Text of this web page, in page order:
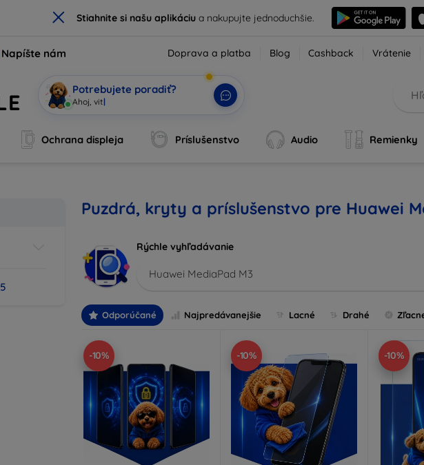
× Stiahnite si našu aplikáciua nakupujte jednoduchšie.
Napíšte nám Doprava a platba Blog Cashback Vrátenie
Potrebujete poradiť?
Som M|
Ochrana displeja Príslušenstvo Audio Remienky
5
Puzdrá, kryty a príslušenstvo pre Huawei
Rýchle vyhľadávanie
Huawei MediaPad M3
Odporúčané Najpredávanejšie Lacné Drahé
-10% -10% -10%